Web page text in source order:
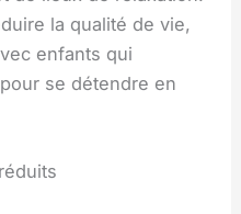
la qualité de vie,
enfants qui
se détendre en